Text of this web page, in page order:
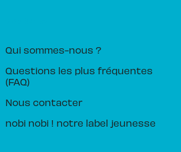
Qui sommes-nous ?
Questions les plus fréquentes
(FAQ)
Nous contacter
nobi nobi ! notre label jeunesse